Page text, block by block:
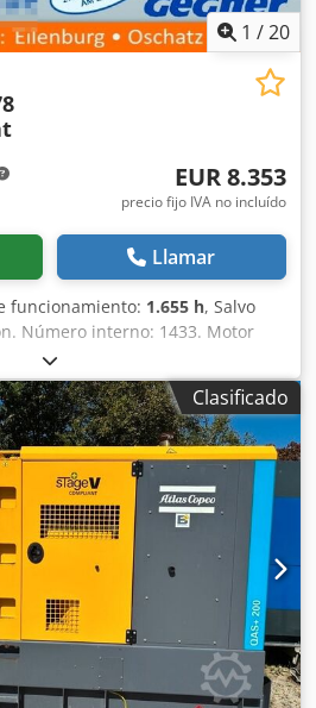
1 /20
EUR 8.353
precio fijo IVA no incluído
Llamar
funcionamiento: 1.655 h, Salvo
Número interno: 1433. Motor
ha sido reacondicionado.
todo el país con un coste
intermediación. Dkodozp Avkopfx
su vehículo como parte del
leasing, incluso sin
¡Estaremos encantados
Clasificado